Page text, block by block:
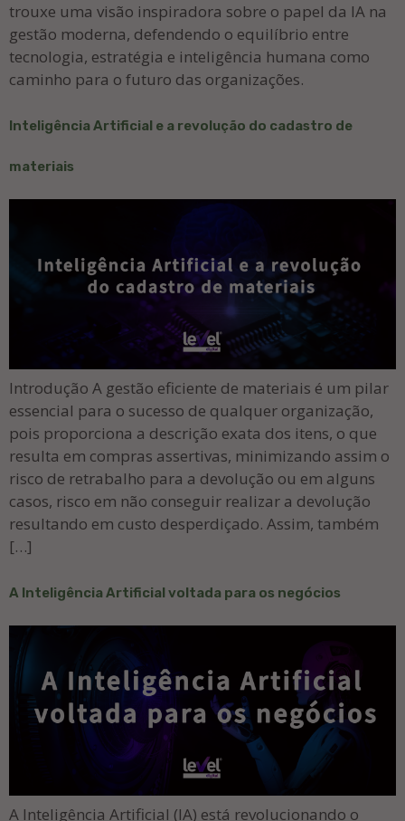
trouxe uma visão inspiradora sobre o papel da IA na
gestão moderna, defendendo o equilíbrio entre
tecnologia, estratégia e inteligência humana como
caminho para o futuro das organizações.
Inteligência Artificial e a revolução do cadastro de
materiais
Introdução A gestão eficiente de materiais é um pilar
essencial para o sucesso de qualquer organização,
pois proporciona a descrição exata dos itens, o que
resulta em compras assertivas, minimizando assim o
risco de retrabalho para a devolução ou em alguns
casos, risco em não conseguir realizar a devolução
resultando em custo desperdiçado. Assim, também
[…]
A Inteligência Artificial voltada para os negócios
A Inteligência Artificial (IA) está revolucionando o